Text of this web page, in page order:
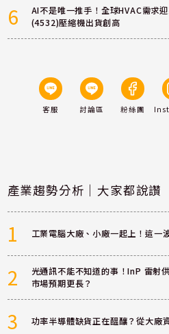
6
AI不是唯一推手！全球HVAC需求
(4532)壓縮機出貨創高
客服 討論區 粉絲團
產業趨勢分析｜大家都說讚
1 工業電腦大廠、小廠一起上！這一
2
光通訊不能不知道的事！InP 雷射
市場預期更長？
3 功率半導體缺貨正在醞釀？從大廠